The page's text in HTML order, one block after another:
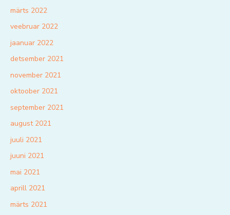
märts 2022
veebruar 2022
jaanuar 2022
detsember 2021
november 2021
oktoober 2021
september 2021
august 2021
juuli 2021
juuni 2021
mai 2021
aprill 2021
märts 2021